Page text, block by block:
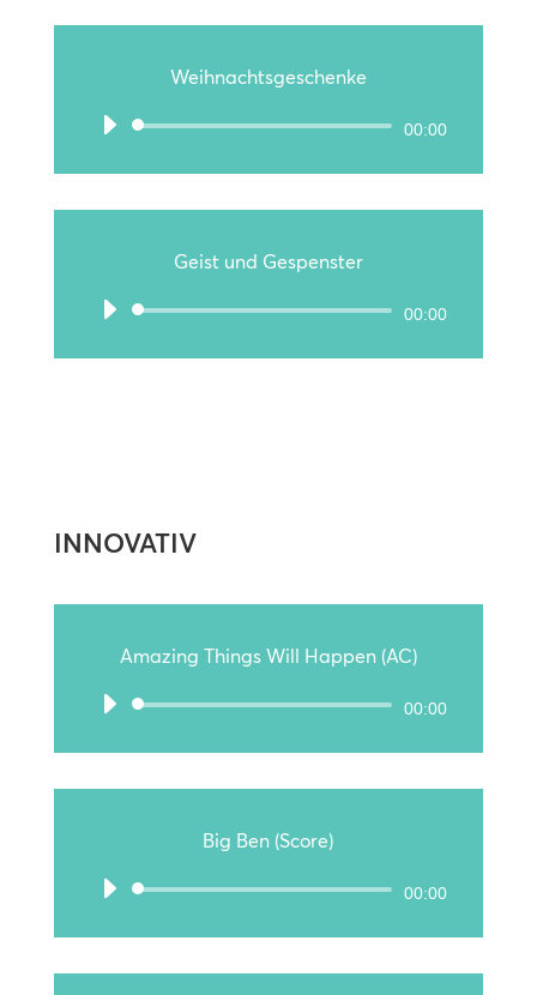
Weihnachtsgeschenke
Audio-
00:00
Geist und Gespenster
Audio-
00:00
INNOVATIV
Amazing Things Will Happen (AC)
Audio-
00:00
Big Ben (Score)
Audio-
00:00